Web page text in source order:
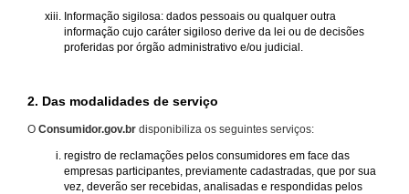
Informação sigilosa: dados pessoais ou qualquer outra
informação cujo caráter sigiloso derive da lei ou de decisões
proferidas por órgão administrativo e/ou judicial.
2. Das modalidades de serviço
O Consumidor.gov.br disponibiliza os seguintes serviços:
registro de reclamações pelos consumidores em face das
empresas participantes, previamente cadastradas, que por sua
vez, deverão ser recebidas, analisadas e respondidas pelos